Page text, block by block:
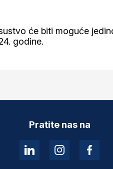
će biti moguće
godine.
Pratite nas na